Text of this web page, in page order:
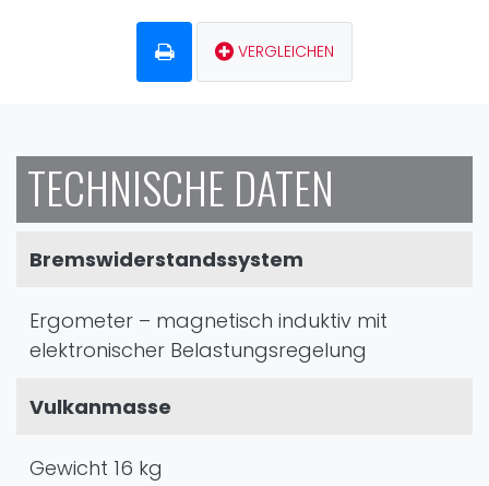
VERGLEICHEN
TECHNISCHE DATEN
Bremswiderstandssystem
Ergometer – magnetisch induktiv mit
elektronischer Belastungsregelung
Vulkanmasse
Gewicht 16 kg